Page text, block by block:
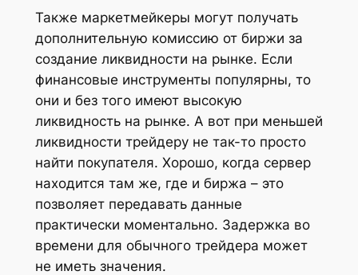
Также маркетмейкеры могут получать
дополнительную комиссию от биржи за
создание ликвидности на рынке. Если
финансовые инструменты популярны, то
они и без того имеют высокую
ликвидность на рынке. А вот при меньшей
ликвидности трейдеру не так-то просто
найти покупателя. Хорошо, когда сервер
находится там же, где и биржа – это
позволяет передавать данные
практически моментально. Задержка во
времени для обычного трейдера может
не иметь значения.